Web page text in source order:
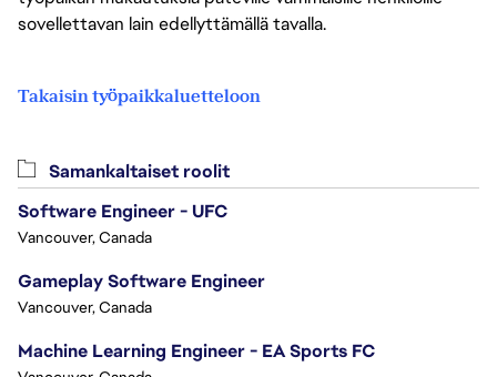
sovellettavan lain edellyttämällä tavalla.
Takaisin työpaikkaluetteloon
Samankaltaiset roolit
Software Engineer - UFC
Vancouver, Canada
Gameplay Software Engineer
Vancouver, Canada
Machine Learning Engineer - EA Sports FC